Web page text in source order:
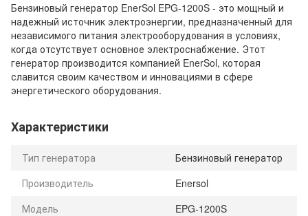
Бензиновый генератор EnerSol EPG-1200S - это мощный и
надежный источник электроэнергии, предназначенный для
независимого питания электрооборудования в условиях,
когда отсутствует основное электроснабжение. Этот
генератор производится компанией EnerSol, которая
славится своим качеством и инновациями в сфере
энергетического оборудования.
Характеристики
Тип генератора
Бензиновый генератор
Производитель
Enersol
Модель
EPG-1200S